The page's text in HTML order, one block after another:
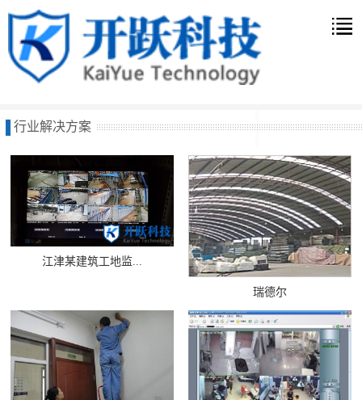
行业解决方案
江津某建筑工地监...
瑞德尔